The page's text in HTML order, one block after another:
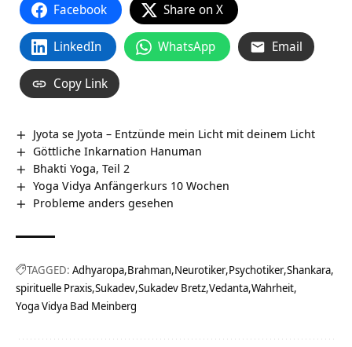
Facebook Share on X
LinkedIn WhatsApp Email
Copy Link
Jyota se Jyota – Entzünde mein Licht mit deinem Licht
Göttliche Inkarnation Hanuman
Bhakti Yoga, Teil 2
Yoga Vidya Anfängerkurs 10 Wochen
Probleme anders gesehen
TAGGED: Adhyaropa Brahman Neurotiker Psychotiker Shankara
spirituelle Praxis Sukadev Sukadev Bretz Vedanta Wahrheit
Yoga Vidya Bad Meinberg